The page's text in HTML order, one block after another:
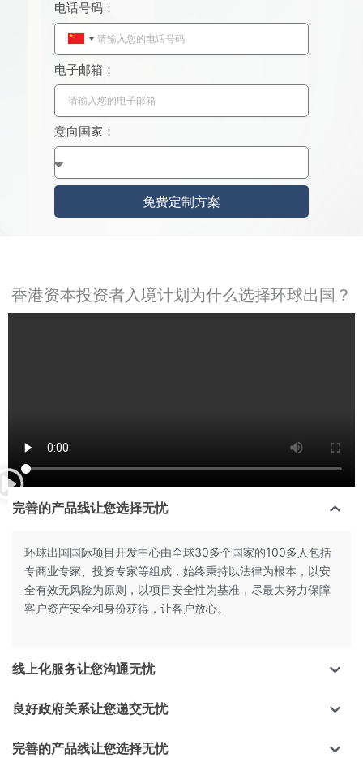
电话号码：
C
h
i
n
a
+
6
电子邮箱：
意向国家：
免费定制方案
香港资本投资者入境计划为什么选择环球出国？
完善的产品线让您选择无忧
环球出国国际项目开发中心由全球30多个国家的100多人包括
专商业专家、投资专家等组成，始终秉持以法律为根本，以安
全有效无风险为原则，以项目安全性为基准，尽最大努力保障
客户资产安全和身份获得，让客户放心。
线上化服务让您沟通无忧
良好政府关系让您递交无忧
完善的产品线让您选择无忧